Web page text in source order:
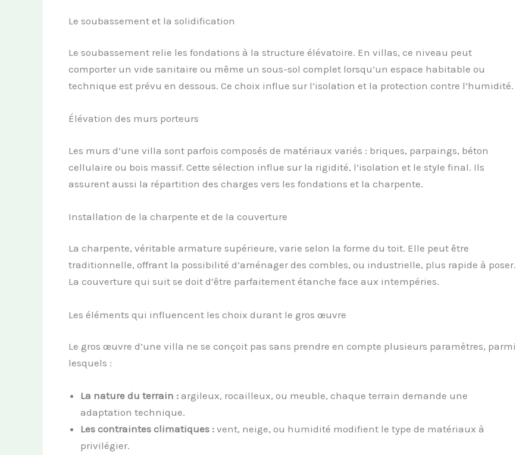
Le soubassement et la solidification
Le soubassement relie les fondations à la structure élévatoire. En villas, ce niveau peut
comporter un vide sanitaire ou même un sous-sol complet lorsqu’un espace habitable ou
technique est prévu en dessous. Ce choix influe sur l’isolation et la protection contre l’humidité.
Élévation des murs porteurs
Les murs d’une villa sont parfois composés de matériaux variés : briques, parpaings, béton
cellulaire ou bois massif. Cette sélection influe sur la rigidité, l’isolation et le style final. Ils
assurent aussi la répartition des charges vers les fondations et la charpente.
Installation de la charpente et de la couverture
La charpente, véritable armature supérieure, varie selon la forme du toit. Elle peut être
traditionnelle, offrant la possibilité d’aménager des combles, ou industrielle, plus rapide à poser.
La couverture qui suit se doit d’être parfaitement étanche face aux intempéries.
Les éléments qui influencent les choix durant le gros œuvre
Le gros œuvre d’une villa ne se conçoit pas sans prendre en compte plusieurs paramètres, parmi
lesquels :
La nature du terrain :argileux, rocailleux, ou meuble, chaque terrain demande une
adaptation technique.
Les contraintes climatiques :vent, neige, ou humidité modifient le type de matériaux à
privilégier.